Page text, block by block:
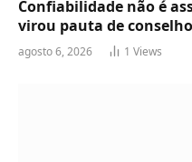
Confiabilidade não é
virou pauta de
agosto 6, 2026 1 Views